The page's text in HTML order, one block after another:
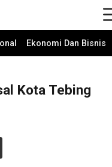
Ekonomi Dan Bisnis
Kota Tebing